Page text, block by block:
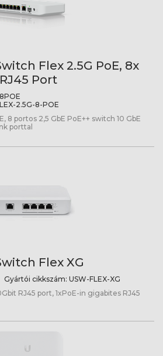
Flex 2.5G PoE, 8x
Port
2.5G-8-POE
8 portos 2,5 GbE PoE++ switch 10 GbE
porttal
Flex XG
Gyártói cikkszám: USW-FLEX-XG
RJ45 port, 1xPoE-in gigabites RJ45